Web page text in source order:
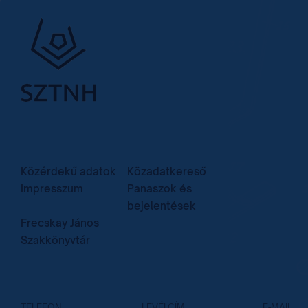
Közérdekű adatok
Közadatkereső
Impresszum
Panaszok és
bejelentések
Frecskay János
Szakkönyvtár